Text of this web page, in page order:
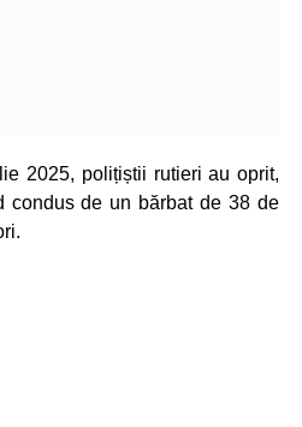
2025, polițiștii rutieri au oprit,
condus de un bărbat de 38 de